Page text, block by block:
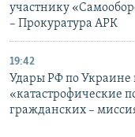
участнику
– Прокуратура АРК
19:42
Удары РФ по
«катастрофические
гражданских –